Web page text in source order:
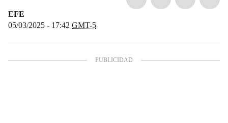
EFE
05/03/2025 - 17:42 GMT-5